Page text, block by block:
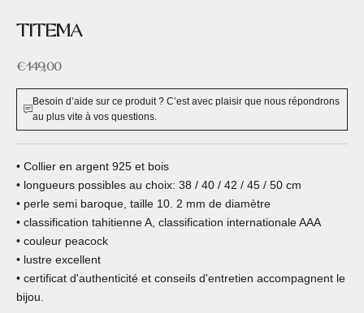
TITEMA
Prix de vente
€149,00
Besoin d’aide sur ce produit ? C’est avec plaisir que nous répondrons
au plus vite à vos questions.
• Collier en argent 925 et bois
• longueurs possibles au choix: 38 / 40 / 42 / 45 / 50 cm
• perle semi baroque, taille 10. 2 mm de diamètre
• classification tahitienne A, classification internationale AAA
• couleur peacock
• lustre excellent
• certificat d'authenticité et conseils d'entretien accompagnent le
bijou.